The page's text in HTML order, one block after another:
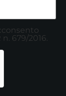
679/2016.